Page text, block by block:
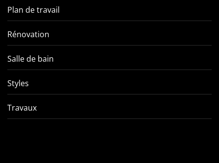
Plan de travail
Rénovation
Salle de bain
Styles
Travaux